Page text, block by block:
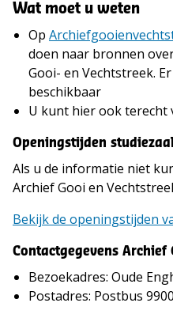
Wat moet u weten
Op
doen naar bronnen
Gooi- en Vechtstreek.
beschikbaar
U kunt hier ook terecht
Openingstijden studiezaal
Als u de informatie niet
Archief Gooi en
Bekijk de openingstijden
Contactgegevens Archief
Bezoekadres: Oude
Postadres: Postbus